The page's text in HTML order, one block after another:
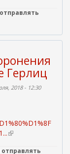
Герлиц
2018 - 12:30
(
отправлять